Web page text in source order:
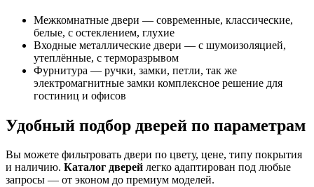
Межкомнатные двери — современные, классические,
белые, с остеклением, глухие
Входные металлические двери — с шумоизоляцией,
утеплённые, с терморазрывом
Фурнитура — ручки, замки, петли, так же
электромагнитные замки комплексное решение для
гостиниц и офисов
Удобный подбор дверей по параметрам
Вы можете фильтровать двери по цвету, цене, типу покрытия
и наличию. Каталог дверей легко адаптирован под любые
запросы — от эконом до премиум моделей.